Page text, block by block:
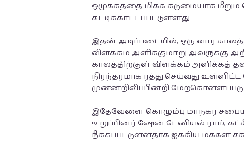
ஒழுக்கத்தை மிகக் கடுமையாக மீறும்
சுட்டிக்காட்டப்பட்டுள்ளது.
இதன் அடிப்படையில், ஒரு வார
விளக்கம் அளிக்குமாறு அவருக்கு
காலத்திற்குள் விளக்கம் அளிக்கத்
நிரந்தரமாக ரத்து செய்வது
முன்னறிவிப்பின்றி
இதேவேளை கொழும்பு மாநகர
உறுப்பினர் ஷேன் டேனியல் ராம், கட்சி
நீக்கப்பட்டுள்ளதாக ஐக்கிய மக்கள்